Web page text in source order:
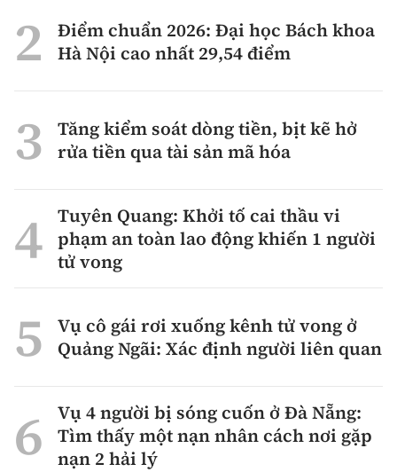
Điểm chuẩn 2026: Đại học Bách khoa
Hà Nội cao nhất 29,54 điểm
Tăng kiểm soát dòng tiền, bịt kẽ hở
rửa tiền qua tài sản mã hóa
Tuyên Quang: Khởi tố cai thầu vi
phạm an toàn lao động khiến 1 người
tử vong
Vụ cô gái rơi xuống kênh tử vong ở
Quảng Ngãi: Xác định người liên quan
Vụ 4 người bị sóng cuốn ở Đà Nẵng:
Tìm thấy một nạn nhân cách nơi gặp
nạn 2 hải lý